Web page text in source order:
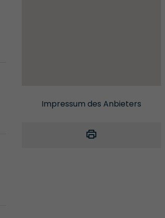
Impressum des Anbieters